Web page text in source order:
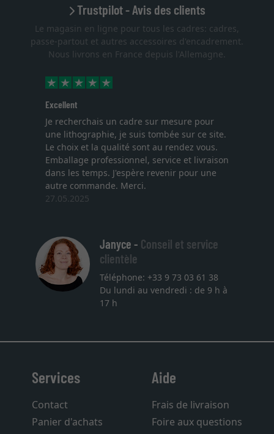
Trustpilot - Avis des clients
Le magasin en ligne pour tous les cadres: cadres,
passe-partout et autres accessoires d'encadrement.
Nous livrons en France depuis l'Allemagne.
Excellent
Je recherchais un cadre sur mesure pour
une lithographie, je suis tombée sur ce site.
Le choix et la qualité sont au rendez vous.
Emballage professionnel, service et livraison
dans les temps. J'espère revenir pour une
autre commande. Merci.
27.05.2025
Janyce - Conseil et service
clientèle
Téléphone: +33 9 73 03 61 38
Du lundi au vendredi : de 9 h à
17 h
Services
Contact
Panier d'achats
Aide
Frais de livraison
Foire aux questions